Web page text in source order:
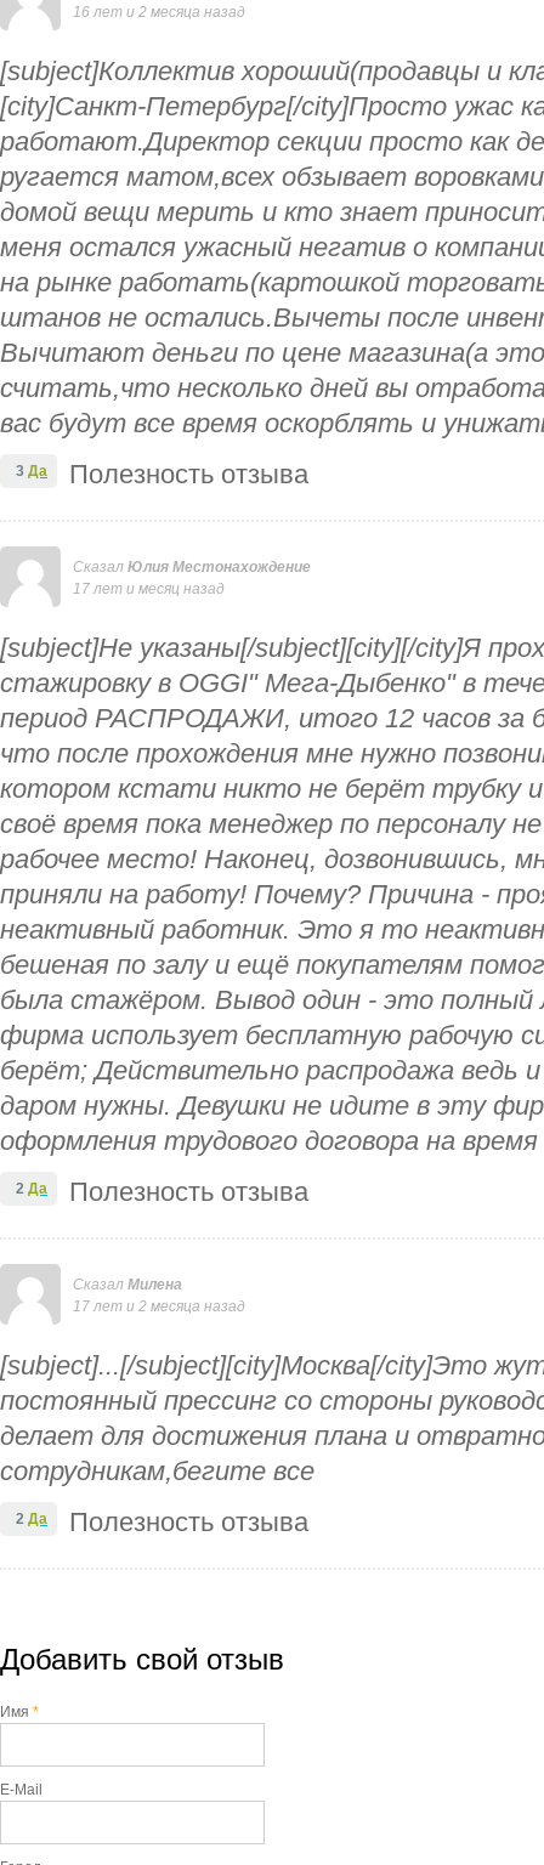
16 лет и 2 месяца назад
[subject]Коллектив хороший(продавцы и
[city]Санкт-Петербург[/city]Просто ужас
работают.Директор секции просто как
ругается матом,всех обзывает
домой вещи мерить и кто знает
меня остался ужасный негатив о
на рынке работать(картошкой
штанов не остались.Вычеты после
Вычитают деньги по цене магазина(а
считать,что несколько дней вы
вас будут все время оскорблять и
Полезность отзыва
3 Да
Сказал Юлия Местонахождение
17 лет и месяц назад
[subject]Не указаны[/subject][city][/city]Я
стажировку в OGGI" Мега-Дыбенко" в
период РАСПРОДАЖИ, итого 12 часов за
что после прохождения мне нужно
котором кстати никто не берёт трубку
своё время пока менеджер по
рабочее место! Наконец, дозвонившись,
приняли на работу! Почему? Причина -
неактивный работник. Это я то
бешеная по залу и ещё покупателям
была стажёром. Вывод один - это полный
фирма использует бесплатную рабочую
берёт; Действительно распродажа ведь
даром нужны. Девушки не идите в эту
оформления трудового договора на
Полезность отзыва
2 Да
Сказал Милена
17 лет и 2 месяца назад
[subject]...[/subject][city]Москва[/city]Это
постоянный прессинг со стороны
делает для достижения плана и
сотрудникам,бегите все
Полезность отзыва
2 Да
Добавить свой отзыв
Имя *
E-Mail